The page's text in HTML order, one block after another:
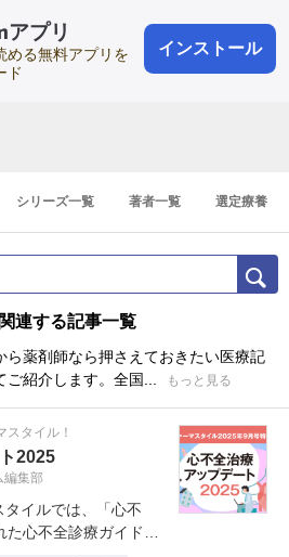
プリ
める無料アプリを
ド
インストール
会員登録
登録1分
シリーズ一覧 著者一覧 選定療養
連する記事一覧
ら薬剤師なら押さえておきたい医療記
紹介します。全国...
もっと見る
スタイル！
2025
編集部
イルでは、「心不
心不全診療ガイドラ